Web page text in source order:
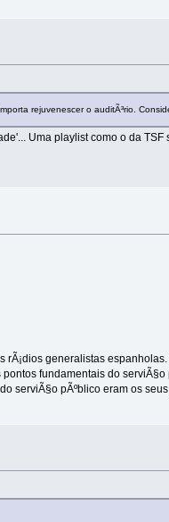
rejuvenescer o auditÃ³rio.
Uma playlist como o da
generalistas
fundamentais do serviÃ§o
serviÃ§o pÃºblico eram os